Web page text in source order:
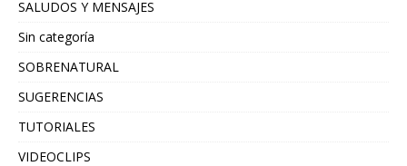
SALUDOS Y MENSAJES
Sin categoría
SOBRENATURAL
SUGERENCIAS
TUTORIALES
VIDEOCLIPS